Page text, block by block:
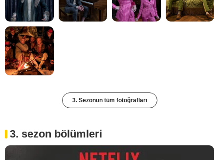
3. Sezonun tüm fotoğrafları
3. sezon bölümleri